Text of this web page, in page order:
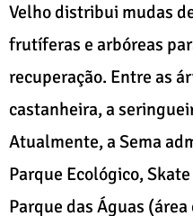
Velho distribui mudas
frutíferas e arbóreas
recuperação. Entre as
castanheira, a
Atualmente, a Sema
Parque Ecológico,
Parque das Águas